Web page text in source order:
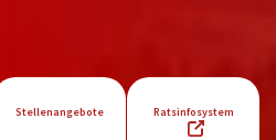
Stellenangebote Ratsinfosystem